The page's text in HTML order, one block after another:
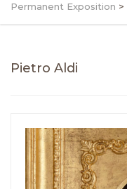
Permanent Exposition >
Pietro Aldi